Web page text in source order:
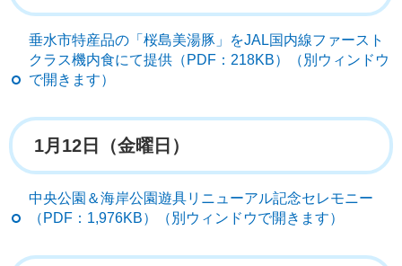
垂水市特産品の「桜島美湯豚」をJAL国内線ファースト
クラス機内食にて提供（PDF：218KB）（別ウィンドウ
で開きます）
1月12日（金曜日）
中央公園＆海岸公園遊具リニューアル記念セレモニー
（PDF：1,976KB）（別ウィンドウで開きます）